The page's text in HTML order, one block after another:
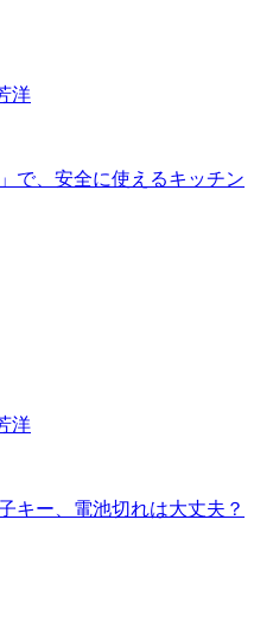
洋
で、安全に使えるキッチン
洋
キー、電池切れは大丈夫？